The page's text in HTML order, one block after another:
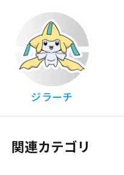
ジラーチ
関連カテゴリ